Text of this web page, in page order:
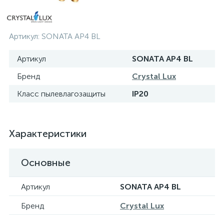
Артикул: SONATA AP4 BL
Артикул
SONATA AP4 BL
Бренд
Crystal Lux
Класс пылевлагозащиты
IP20
Характеристики
Основные
Артикул
SONATA AP4 BL
Бренд
Crystal Lux